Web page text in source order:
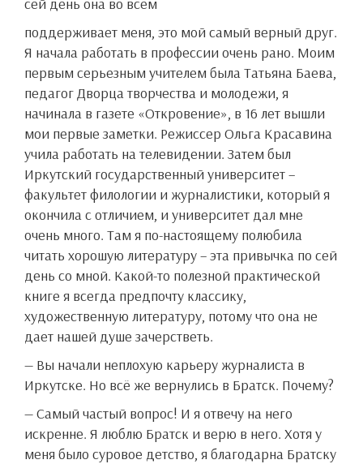
поддерживает меня, это мой самый верный друг.
Я начала работать в профессии очень рано. Моим
первым серьезным учителем была Татьяна Баева,
педагог Дворца творчества и молодежи, я
начинала в газете «Откровение», в 16 лет вышли
мои первые заметки. Режиссер Ольга Красавина
учила работать на телевидении. Затем был
Иркутский государственный университет –
факультет филологии и журналистики, который я
окончила с отличием, и университет дал мне
очень много. Там я по-настоящему полюбила
читать хорошую литературу – эта привычка по сей
день со мной. Какой-то полезной практической
книге я всегда предпочту классику,
художественную литературу, потому что она не
дает нашей душе зачерстветь.
— Вы начали неплохую карьеру журналиста в
Иркутске. Но всё же вернулись в Братск. Почему?
— Самый частый вопрос! И я отвечу на него
искренне. Я люблю Братск и верю в него. Хотя у
меня было суровое детство, я благодарна Братску